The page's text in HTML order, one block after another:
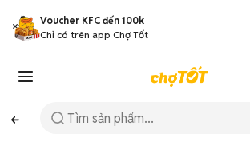
Voucher KFC đến 100k
Chỉ có trên app Chợ Tốt